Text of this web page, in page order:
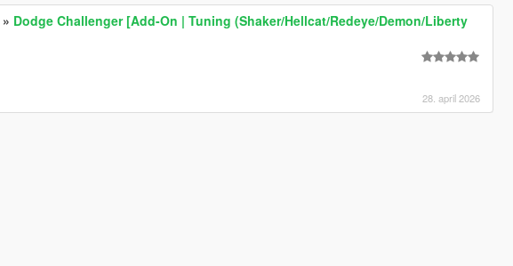
» Dodge Challenger [Add-On | Tuning (Shaker/Hellcat/Redeye/Demon/Liberty
28. april 2026